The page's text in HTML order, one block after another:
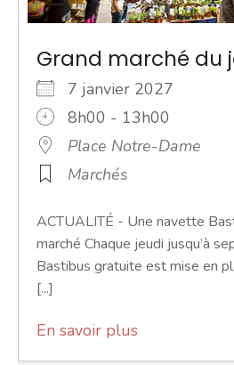
Grand marché du
7 janvier 2027
8h00 - 13h00
Place Notre-Dame
Marchés
ACTUALITÉ - Une navette
marché Chaque jeudi jusqu’à
Bastibus gratuite est mise en
[...]
En savoir plus